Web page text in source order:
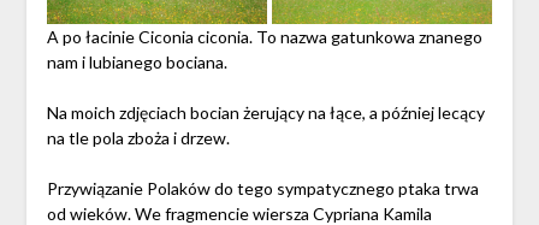
A po łacinie Ciconia ciconia. To nazwa gatunkowa znanego
nam i lubianego bociana.
Na moich zdjęciach bocian żerujący na łące, a później lecący
na tle pola zboża i drzew.
Przywiązanie Polaków do tego sympatycznego ptaka trwa
od wieków. We fragmencie wiersza Cypriana Kamila